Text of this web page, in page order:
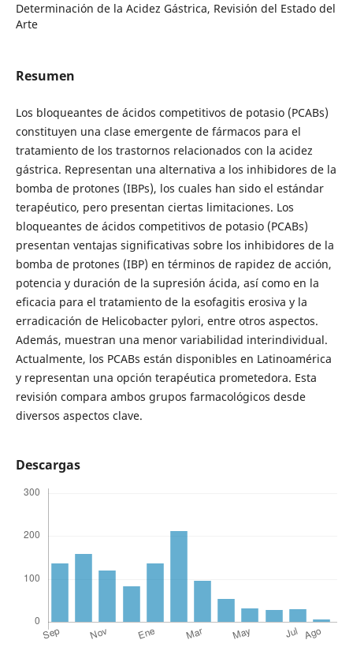
Determinación de la Acidez Gástrica, Revisión del Estado del
Arte
Resumen
Los bloqueantes de ácidos competitivos de potasio (PCABs)
constituyen una clase emergente de fármacos para el
tratamiento de los trastornos relacionados con la acidez
gástrica. Representan una alternativa a los inhibidores de la
bomba de protones (IBPs), los cuales han sido el estándar
terapéutico, pero presentan ciertas limitaciones. Los
bloqueantes de ácidos competitivos de potasio (PCABs)
presentan ventajas significativas sobre los inhibidores de la
bomba de protones (IBP) en términos de rapidez de acción,
potencia y duración de la supresión ácida, así como en la
eficacia para el tratamiento de la esofagitis erosiva y la
erradicación de Helicobacter pylori, entre otros aspectos.
Además, muestran una menor variabilidad interindividual.
Actualmente, los PCABs están disponibles en Latinoamérica
y representan una opción terapéutica prometedora. Esta
revisión compara ambos grupos farmacológicos desde
diversos aspectos clave.
Descargas